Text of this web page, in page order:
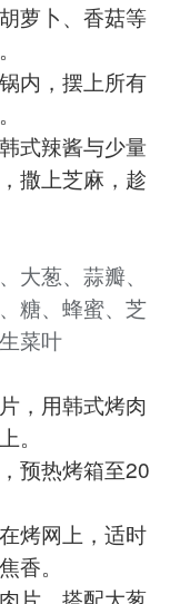
萝卜、香菇等
内，摆上所有
式辣酱与少量
撒上芝麻，趁
大葱、蒜瓣、
糖、蜂蜜、芝
菜叶
，用韩式烤肉
。
预热烤箱至20
烤网上，适时
香。